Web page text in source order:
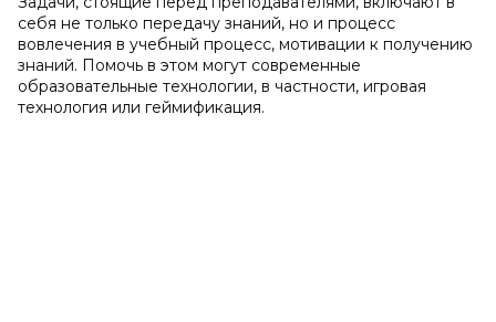
себя не только передачу знаний, но и процесс
вовлечения в учебный процесс, мотивации к получению
знаний. Помочь в этом могут современные
образовательные технологии, в частности, игровая
технология или геймификация.